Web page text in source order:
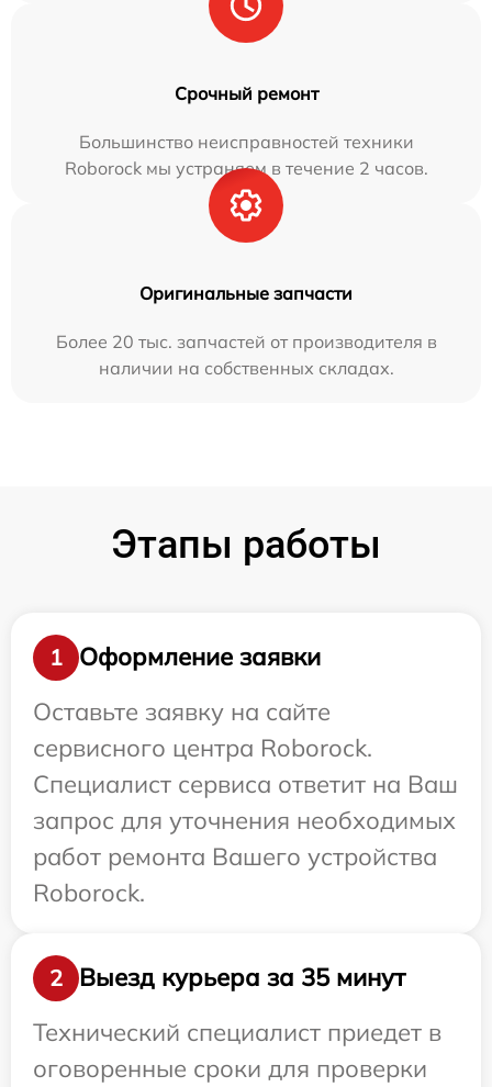
Срочный ремонт
Большинство неисправностей техники
Roborock мы устраняем в течение 2 часов.
Оригинальные запчасти
Более 20 тыс. запчастей от производителя в
наличии на собственных складах.
Этапы работы
1
Оформление заявки
Оставьте заявку на сайте
сервисного центра Roborock.
Специалист сервиса ответит на Ваш
запрос для уточнения необходимых
работ ремонта Вашего устройства
Roborock.
2
Выезд курьера за 35 минут
Технический специалист приедет в
оговоренные сроки для проверки